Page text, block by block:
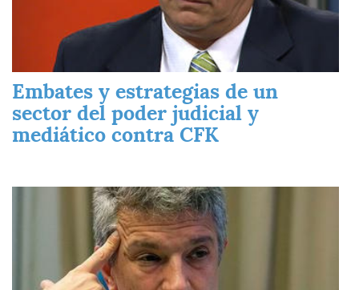
Embates y estrategias de un
sector del poder judicial y
mediático contra CFK